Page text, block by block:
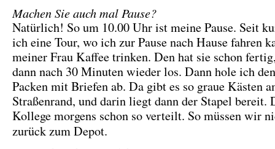
Machen Sie auch mal Pause?
Natürlich! So um 10.00 Uhr ist meine Pause. Seit
ich eine Tour, wo ich zur Pause nach Hause fahren
meiner Frau Kaffee trinken. Den hat sie schon
dann nach 30 Minuten wieder los. Dann hole ich
Packen mit Briefen ab. Da gibt es so graue Kästen
Straßenrand, und darin liegt dann der Stapel bereit.
Kollege morgens schon so verteilt. So müssen wir
zurück zum Depot.